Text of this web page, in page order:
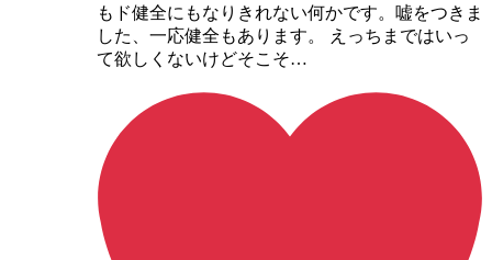
もド健全にもなりきれない何かです。嘘をつきま
した、一応健全もあります。 えっちまではいっ
て欲しくないけどそこそ…